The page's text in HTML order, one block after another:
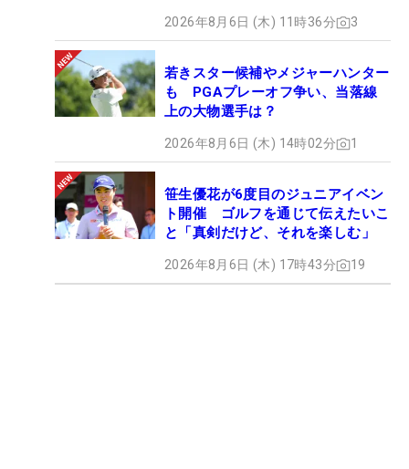
2026年8月6日 (木) 11時36分 3
若きスター候補やメジャーハンター
も PGAプレーオフ争い、当落線
上の大物選手は？
2026年8月6日 (木) 14時02分 1
笹生優花が6度目のジュニアイベン
ト開催 ゴルフを通じて伝えたいこ
と「真剣だけど、それを楽しむ」
2026年8月6日 (木) 17時43分 19